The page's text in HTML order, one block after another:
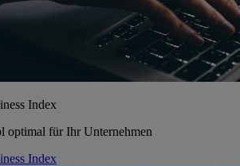
Index
optimal für Ihr Unternehmen
Index